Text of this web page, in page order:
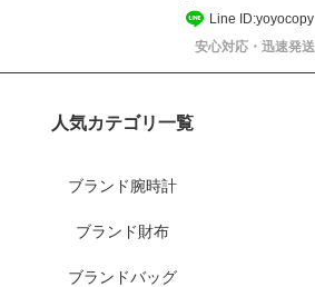
Line ID:yoyocopy
安心対応・迅速発送
人気カテゴリ一覧
ブランド腕時計
ブランド財布
ブランドバッグ